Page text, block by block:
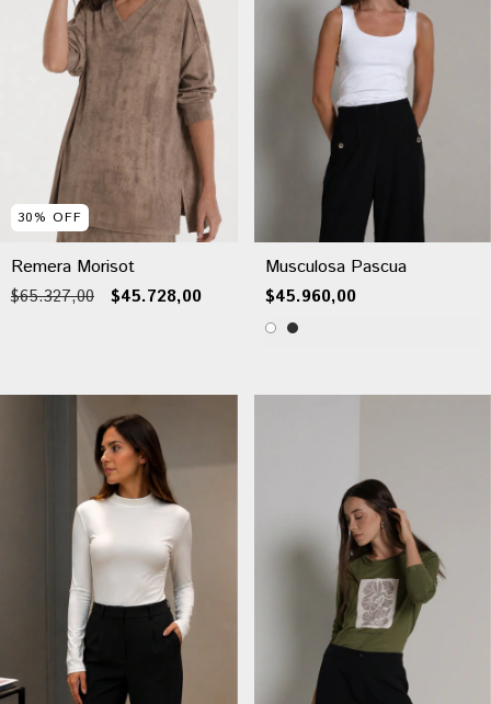
30% OFF
Remera Morisot
$65.327,00 $45.728,00
Musculosa Pascua
$45.960,00